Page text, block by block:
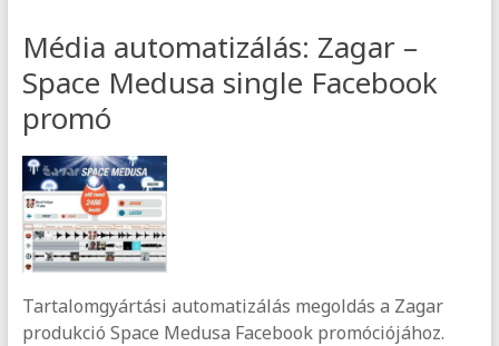
Média automatizálás: Zagar –
Space Medusa single Facebook
promó
Tartalomgyártási automatizálás megoldás a Zagar
produkció Space Medusa Facebook promóciójához.